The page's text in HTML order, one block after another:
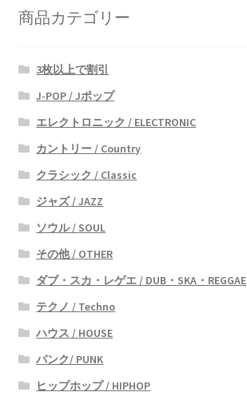
商品カテゴリー
3枚以上で割引
J-POP / Jポップ
エレクトロニック / ELECTRONIC
カントリー / Country
クラシック / Classic
ジャズ / JAZZ
ソウル / SOUL
その他 / OTHER
ダブ・スカ・レゲエ / DUB・SKA・REGGAE
テクノ / Techno
ハウス / HOUSE
パンク/ PUNK
ヒップホップ / HIPHOP